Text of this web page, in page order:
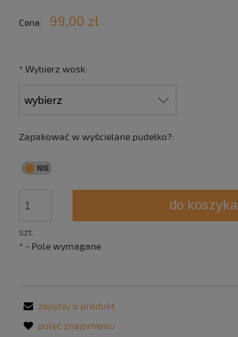
Cena: 99,00 zł
* Wybierz wosk:
Zapakować w wyścielane pudełko?:
szt.
do koszyka
* - Pole wymagane
zapytaj o produkt
poleć znajomemu